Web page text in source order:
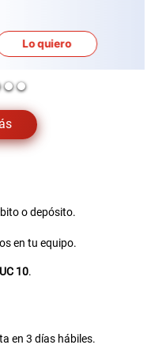
Lo quiero
o depósito.
en tu equipo.
10.
en 3 días hábiles.